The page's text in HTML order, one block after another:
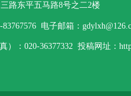
路东平五马路8号之二2楼
电子邮箱：
）：020-36377332 投稿网址：